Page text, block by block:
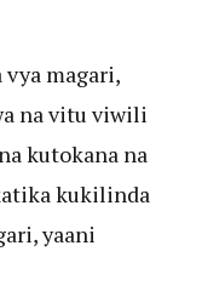
vya magari,
na vitu viwili
kutokana na
kukilinda
yaani